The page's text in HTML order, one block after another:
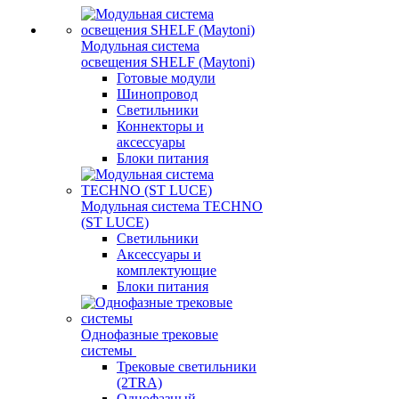
Модульная система
освещения SHELF (Maytoni)
Готовые модули
Шинопровод
Светильники
Коннекторы и
аксессуары
Блоки питания
Модульная система TECHNO
(ST LUCE)
Светильники
Аксессуары и
комплектующие
Блоки питания
Однофазные трековые
системы
Трековые светильники
(2TRA)